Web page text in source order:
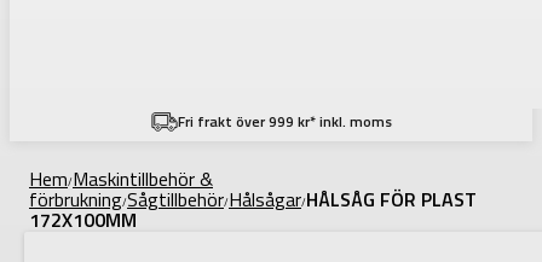
Fri frakt över 999 kr* inkl. moms
Hem/Maskintillbehör &
förbrukning/Sågtillbehör/Hålsågar/HÅLSÅG FÖR PLAST
172X100MM